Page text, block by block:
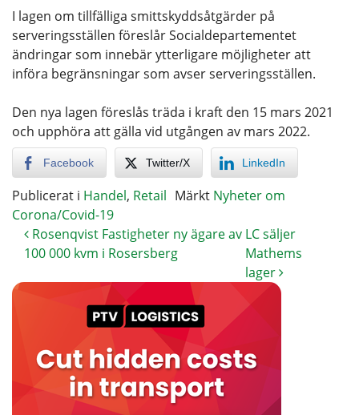
I lagen om tillfälliga smittskyddsåtgärder på
serveringsställen föreslår Socialdepartementet
ändringar som innebär ytterligare möjligheter att
införa begränsningar som avser serveringsställen.
Den nya lagen föreslås träda i kraft den 15 mars 2021
och upphöra att gälla vid utgången av mars 2022.
Facebook Twitter/X LinkedIn
Publicerat i Handel, Retail Märkt Nyheter om
Corona/Covid-19
Rosenqvist Fastigheter ny ägare av
100 000 kvm i Rosersberg
LC säljer
Mathems
lager